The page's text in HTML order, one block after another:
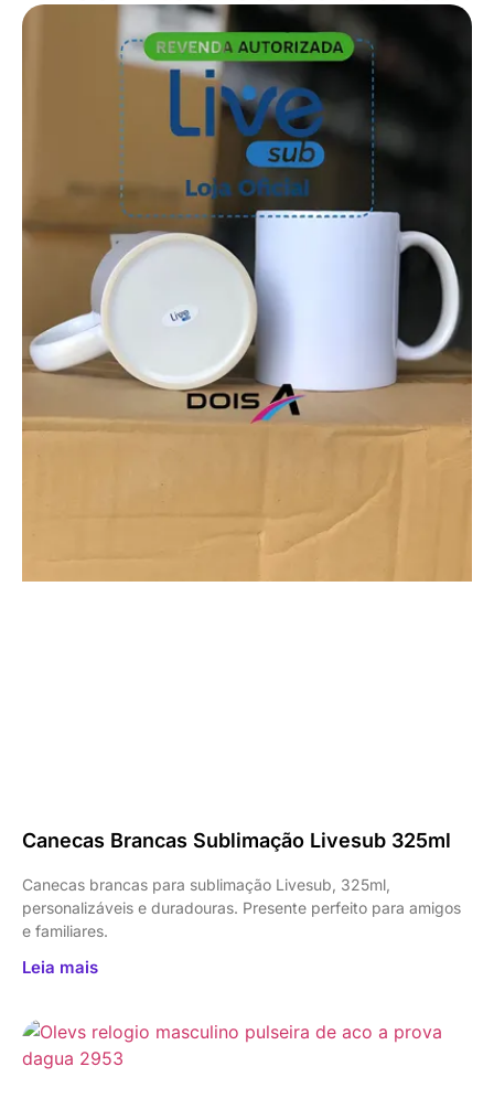
Canecas Brancas Sublimação Livesub 325ml
Canecas brancas para sublimação Livesub, 325ml,
personalizáveis e duradouras. Presente perfeito para amigos
e familiares.
Leia mais